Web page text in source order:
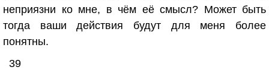
неприязни ко мне, в чём её смысл? Может быть
тогда ваши действия будут для меня более
понятны.
39